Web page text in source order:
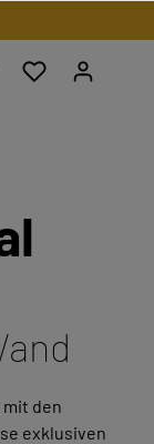
den
exklusiven